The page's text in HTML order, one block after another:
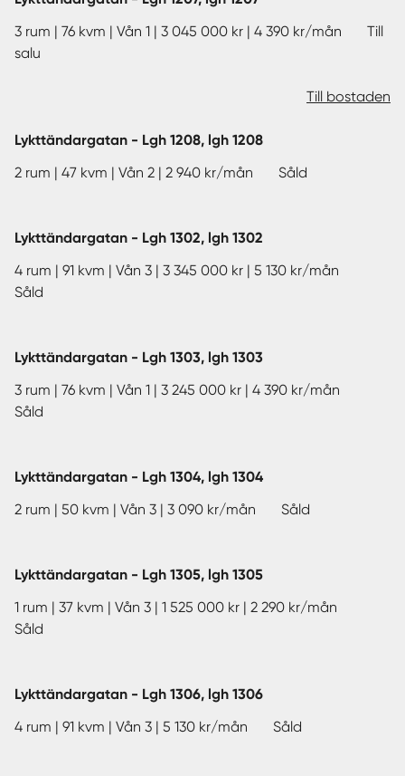
3 rum | 76 kvm | Vån 1 | 3 045 000 kr | 4 390 kr/mån Till
salu
Till bostaden
Lykttändargatan - Lgh 1208, lgh 1208
2 rum | 47 kvm | Vån 2 | 2 940 kr/mån Såld
Lykttändargatan - Lgh 1302, lgh 1302
4 rum | 91 kvm | Vån 3 | 3 345 000 kr | 5 130 kr/mån
Såld
Lykttändargatan - Lgh 1303, lgh 1303
3 rum | 76 kvm | Vån 1 | 3 245 000 kr | 4 390 kr/mån
Såld
Lykttändargatan - Lgh 1304, lgh 1304
2 rum | 50 kvm | Vån 3 | 3 090 kr/mån Såld
Lykttändargatan - Lgh 1305, lgh 1305
1 rum | 37 kvm | Vån 3 | 1 525 000 kr | 2 290 kr/mån
Såld
Lykttändargatan - Lgh 1306, lgh 1306
4 rum | 91 kvm | Vån 3 | 5 130 kr/mån Såld